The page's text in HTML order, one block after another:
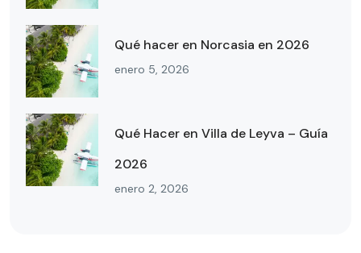
Qué hacer en Norcasia en 2026
enero 5, 2026
Qué Hacer en Villa de Leyva – Guía
2026
enero 2, 2026